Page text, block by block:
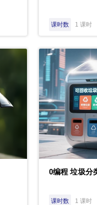
课时数 1 课时
0编程 垃圾分
课时数 1 课时